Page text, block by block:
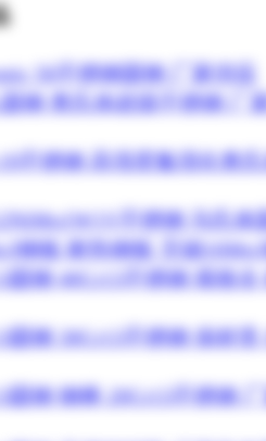
50不锈钢圆钢 厂家供应
圆钢 奥氏体超级不锈钢 厂
不锈钢 高强度氮强化奥
不锈钢 马氏体
钢板 耐热钢板 无锡
圆钢 40Cr13不锈钢 规格全
圆钢 30Cr13不锈钢 保材质
圆钢 钢棒 20Cr13不锈钢